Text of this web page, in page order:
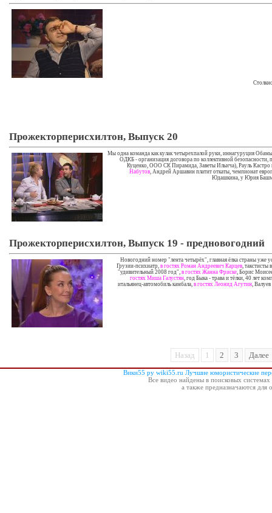
Прожекторперисхилтон, Выпуск 20
Мы одна команда как кулак четырехпалой руки, иннагуруция
ОДКБ - организация договора по коллективной
Куценко, ООО СК Пирамида, Заветы Ильича), Рауль Кастро
Набутов, Андрей Аршавин платит откаты, чемпионат
Юдашкина, у Юрия
Прожекторперисхилтон, Выпуск 19 - предновогодний
Новогодний номер "лента четырёх", главная ёлка страны уже
Грузии-психиатр, в гостях Роман Андреевич Карцев, такстисты
"удивительный 2008 год", в гостях Жанна Фриске, Борис
гостях Миша Галустян, год Быка - трава и тёлки, 40 лет
итальянец-автомобиль камбала, в гостях Леонид Агутин,
Назад 1 2 3 Далее
Вики55 ру wiki55.ru Лучшие юмористические
Все видео найдены в поисковых
а также предназначаются для